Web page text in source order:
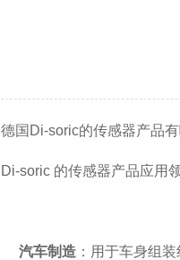
德国Di-soric的传感器产品
Di-soric 的传感器产品应用
汽车制造 ：用于车身组